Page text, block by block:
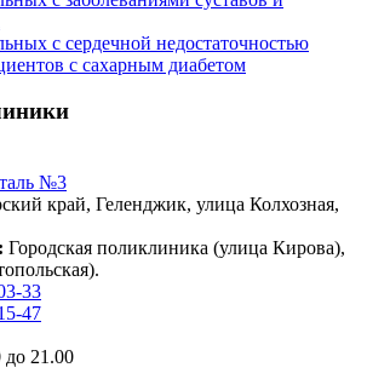
с сердечной недостаточностью
с сахарным диабетом
№3
край, Геленджик, улица Колхозная,
Городская поликлиника (улица Кирова),
33
47
21.00